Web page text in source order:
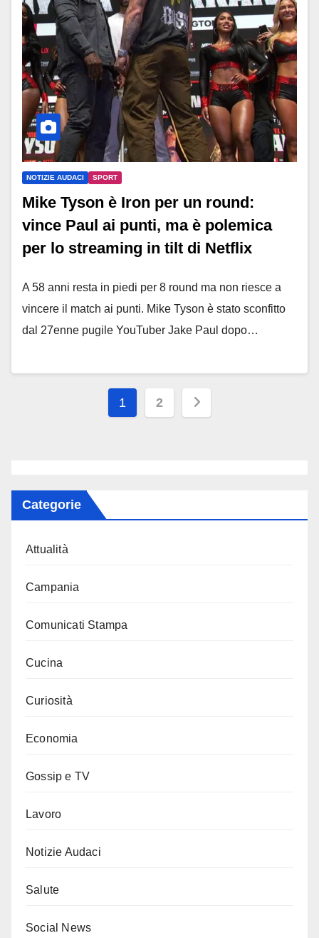
NOTIZIE AUDACI SPORT
Mike Tyson è Iron per un round:
vince Paul ai punti, ma è polemica
per lo streaming in tilt di Netflix
A 58 anni resta in piedi per 8 round ma non riesce a
vincere il match ai punti. Mike Tyson è stato sconfitto
dal 27enne pugile YouTuber Jake Paul dopo…
Paginazione
1 2
Categorie
Attualità
Campania
Comunicati Stampa
Cucina
Curiosità
Economia
Gossip e TV
Lavoro
Notizie Audaci
Salute
Social News